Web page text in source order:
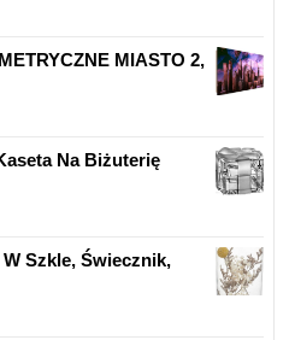
MIASTO 2,
Na Biżuterię
Szkle, Świecznik,